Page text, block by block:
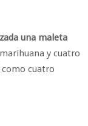
una maleta
y cuatro
como cuatro